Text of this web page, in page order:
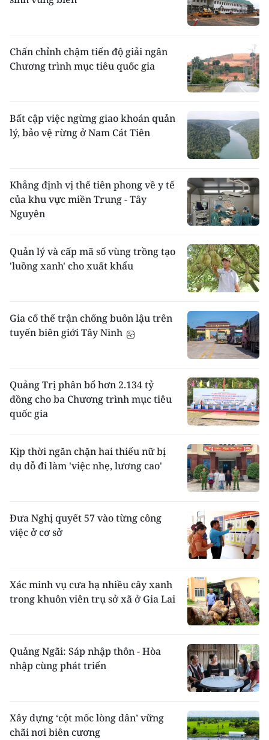
Chấn chỉnh chậm tiến độ giải ngân
Chương trình mục tiêu quốc gia
Bất cập việc ngừng giao khoán quản
lý, bảo vệ rừng ở Nam Cát Tiên
Khẳng định vị thế tiên phong về y tế
của khu vực miền Trung - Tây
Nguyên
Quản lý và cấp mã số vùng trồng tạo
'luồng xanh' cho xuất khẩu
Gia cố thế trận chống buôn lậu trên
tuyến biên giới Tây Ninh
Quảng Trị phân bổ hơn 2.134 tỷ
đồng cho ba Chương trình mục tiêu
quốc gia
Kịp thời ngăn chặn hai thiếu nữ bị
dụ dỗ đi làm 'việc nhẹ, lương cao'
Đưa Nghị quyết 57 vào từng công
việc ở cơ sở
Xác minh vụ cưa hạ nhiều cây xanh
trong khuôn viên trụ sở xã ở Gia Lai
Quảng Ngãi: Sáp nhập thôn - Hòa
nhập cùng phát triển
Xây dựng ‘cột mốc lòng dân’ vững
chãi nơi biên cương